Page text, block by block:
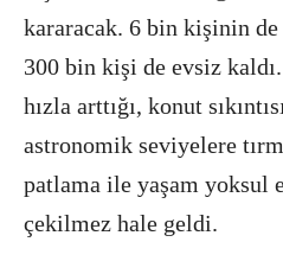
kararacak. 6 bin kişinin de
300 bin kişi de evsiz
hızla arttığı, konut
astronomik seviyelere
patlama ile yaşam yoksul
çekilmez hale geldi.